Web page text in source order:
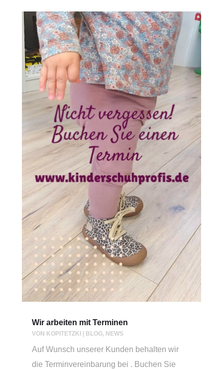
Wir arbeiten mit Terminen
VON KOPITETZKI| BLOG, NEWS
Auf Wunsch unserer Kunden behalten wir
die Terminvereinbarung bei . Buchen Sie